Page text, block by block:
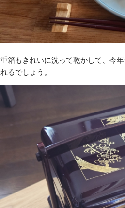
重箱もきれいに洗って乾かして、今
れるでしょう。